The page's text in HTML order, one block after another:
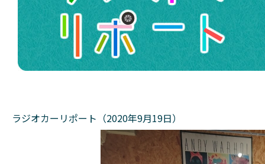
ラジオカーリポート（2020年9月19日）